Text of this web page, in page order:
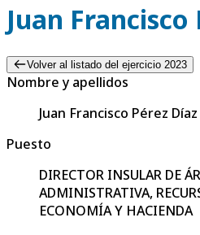
Juan Francisco
Volver al listado del ejercicio 2023
Nombre y apellidos
Juan Francisco Pérez Díaz
Puesto
DIRECTOR INSULAR DE
ADMINISTRATIVA,
ECONOMÍA Y HACIENDA